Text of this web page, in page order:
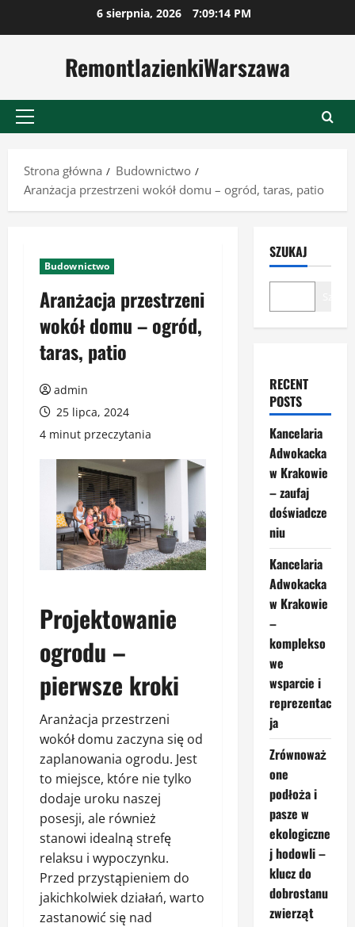
6 sierpnia, 2026 7:09:14 PM
RemontlazienkiWarszawa
Menu
Strona główna
Budownictwo
Aranżacja przestrzeni wokół domu – ogród, taras, patio
Budownictwo
Aranżacja przestrzeni
wokół domu – ogród,
taras, patio
admin
25 lipca, 2024
4 minut przeczytania
Projektowanie
ogrodu –
pierwsze kroki
Aranżacja przestrzeni
wokół domu zaczyna się od
zaplanowania ogrodu. Jest
to miejsce, które nie tylko
dodaje uroku naszej
posesji, ale również
stanowi idealną strefę
relaksu i wypoczynku.
Przed przystąpieniem do
jakichkolwiek działań, warto
zastanowić się nad
SZUKAJ
RECENT
POSTS
Kancelaria
Adwokacka
w Krakowie
– zaufaj
doświadcze
niu
Kancelaria
Adwokacka
w Krakowie
–
komplekso
we
wsparcie i
reprezentac
ja
Zrównoważ
one
podłoża i
pasze w
ekologiczne
j hodowli –
klucz do
dobrostanu
zwierząt